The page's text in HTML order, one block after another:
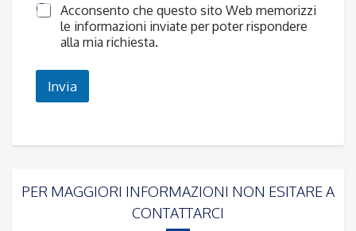
Acconsento che questo sito Web memorizzi
le informazioni inviate per poter rispondere
alla mia richiesta.
Invia
PER MAGGIORI INFORMAZIONI NON ESITARE A
CONTATTARCI